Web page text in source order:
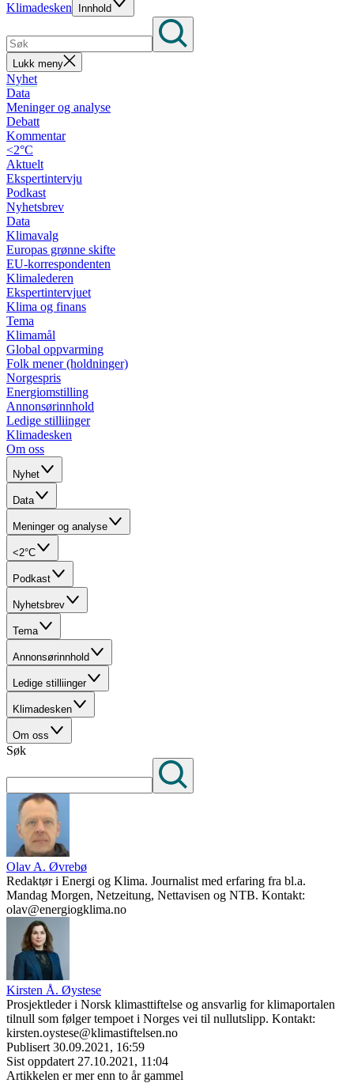
Klimadesken Innhold
Lukk meny
Nyhet
Data
Meninger og analyse
Debatt
Kommentar
<2°C
Aktuelt
Ekspertintervju
Podkast
Nyhetsbrev
Data
Klimavalg
Europas grønne skifte
EU-korrespondenten
Klimalederen
Ekspertintervjuet
Klima og finans
Tema
Klimamål
Global oppvarming
Folk mener (holdninger)
Norgespris
Energiomstilling
Annonsørinnhold
Ledige stilliinger
Klimadesken
Om oss
Nyhet
Data
Meninger og analyse
<2°C
Podkast
Nyhetsbrev
Tema
Annonsørinnhold
Ledige stilliinger
Klimadesken
Om oss
Søk
Olav A. Øvrebø
Redaktør i Energi og Klima. Journalist med erfaring fra bl.a.
Mandag Morgen, Netzeitung, Nettavisen og NTB. Kontakt:
olav@energiogklima.no
Kirsten Å. Øystese
Prosjektleder i Norsk klimasttiftelse og ansvarlig for klimaportalen
tilnull som følger tempoet i Norges vei til nullutslipp. Kontakt:
kirsten.oystese@klimastiftelsen.no
Publisert 30.09.2021, 16:59
Sist oppdatert 27.10.2021, 11:04
Artikkelen er mer enn to år gammel